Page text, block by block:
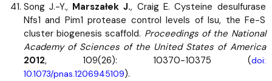
Song J.-Y., Marszałek J., Craig E. Cysteine desulfurase
Nfs1 and Pim1 protease control levels of Isu, the Fe-S
cluster biogenesis scaffold. Proceedings of the National
Academy of Sciences of the United States of America
2012, 109(26): 10370-10375 (doi:
10.1073/pnas.1206945109).